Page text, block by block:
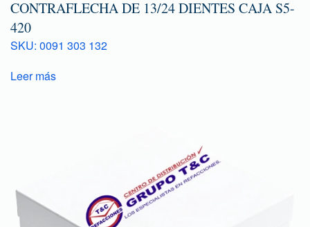
CONTRAFLECHA DE 13/24 DIENTES CAJA S5-
420
SKU: 0091 303 132
Leer más